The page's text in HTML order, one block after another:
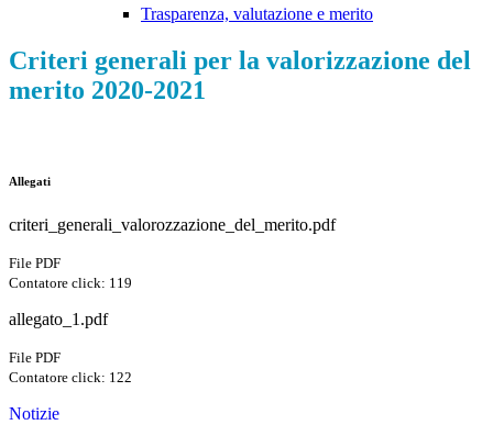
Trasparenza, valutazione e merito
Criteri generali per la valorizzazione del
merito 2020-2021
Allegati
criteri_generali_valorozzazione_del_merito.pdf
File PDF
Contatore click: 119
allegato_1.pdf
File PDF
Contatore click: 122
Notizie